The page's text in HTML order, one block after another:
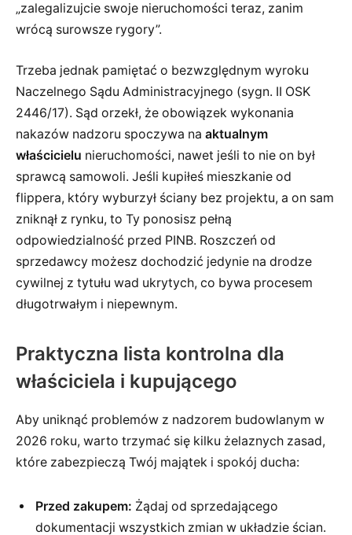
„zalegalizujcie swoje nieruchomości teraz, zanim
wrócą surowsze rygory”.
Trzeba jednak pamiętać o bezwzględnym wyroku
Naczelnego Sądu Administracyjnego (sygn. II OSK
2446/17). Sąd orzekł, że obowiązek wykonania
nakazów nadzoru spoczywa na aktualnym
właścicielu nieruchomości, nawet jeśli to nie on był
sprawcą samowoli. Jeśli kupiłeś mieszkanie od
flippera, który wyburzył ściany bez projektu, a on sam
zniknął z rynku, to Ty ponosisz pełną
odpowiedzialność przed PINB. Roszczeń od
sprzedawcy możesz dochodzić jedynie na drodze
cywilnej z tytułu wad ukrytych, co bywa procesem
długotrwałym i niepewnym.
Praktyczna lista kontrolna dla
właściciela i kupującego
Aby uniknąć problemów z nadzorem budowlanym w
2026 roku, warto trzymać się kilku żelaznych zasad,
które zabezpieczą Twój majątek i spokój ducha:
Przed zakupem: Żądaj od sprzedającego
dokumentacji wszystkich zmian w układzie ścian.